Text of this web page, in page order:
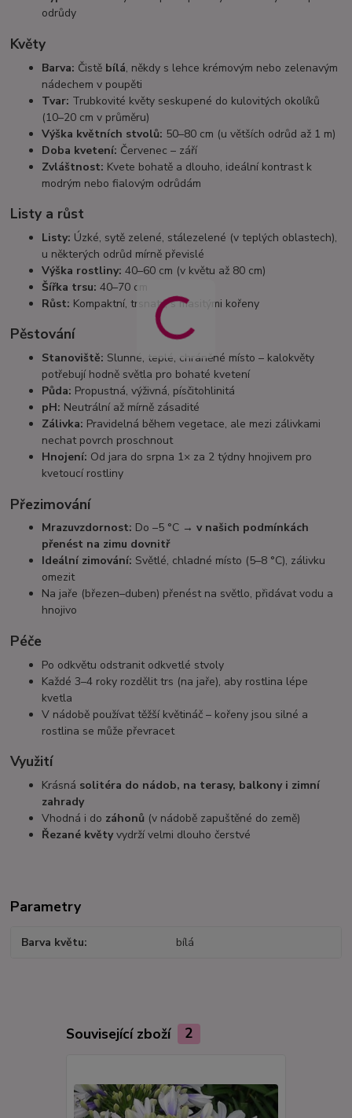
odrůdy
Květy
Barva: Čistě bílá, někdy s lehce krémovým nebo zelenavým
nádechem v poupěti
Tvar: Trubkovité květy seskupené do kulovitých okolíků
(10–20 cm v průměru)
Výška květních stvolů: 50–80 cm (u větších odrůd až 1 m)
Doba kvetení: Červenec – září
Zvláštnost: Kvete bohatě a dlouho, ideální kontrast k
modrým nebo fialovým odrůdám
Listy a růst
Listy: Úzké, sytě zelené, stálezelené (v teplých oblastech),
u některých odrůd mírně převislé
Výška rostliny: 40–60 cm (v květu až 80 cm)
Šířka trsu: 40–70 cm
Růst: Kompaktní, trsnatý, s masitými kořeny
Pěstování
Stanoviště: Slunné, teplé, chráněné místo – kalokvěty
potřebují hodně světla pro bohaté kvetení
Půda: Propustná, výživná, písčitohlinitá
pH: Neutrální až mírně zásadité
Zálivka: Pravidelná během vegetace, ale mezi zálivkami
nechat povrch proschnout
Hnojení: Od jara do srpna 1× za 2 týdny hnojivem pro
kvetoucí rostliny
Přezimování
Mrazuvzdornost: Do –5 °C →v našich podmínkách
přenést na zimu dovnitř
Ideální zimování: Světlé, chladné místo (5–8 °C), zálivku
omezit
Na jaře (březen–duben) přenést na světlo, přidávat vodu a
hnojivo
Péče
Po odkvětu odstranit odkvetlé stvoly
Každé 3–4 roky rozdělit trs (na jaře), aby rostlina lépe
kvetla
V nádobě používat těžší květináč – kořeny jsou silné a
rostlina se může převracet
Využití
Krásná solitéra do nádob, na terasy, balkony i zimní
zahrady
Vhodná i do záhonů (v nádobě zapuštěné do země)
Řezané květyvydrží velmi dlouho čerstvé
Parametry
Barva květu bílá
Související zboží 2